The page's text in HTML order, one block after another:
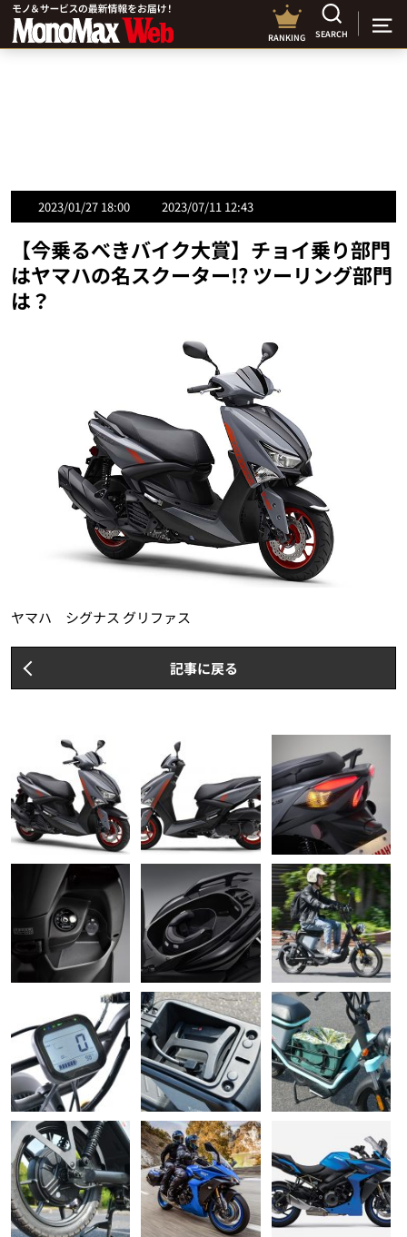
RANKING SEARCH
2023/01/27 18:00 2023/07/11 12:43
【今乗るべきバイク大賞】チョイ乗り部門
はヤマハの名スクーター!? ツーリング部門
は？
ヤマハ シグナス グリファス
記事に戻る